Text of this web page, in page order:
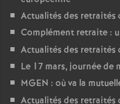
Actualités des retraités
Complément retraite :
Actualités des retraités
Le 17 mars, journée
MGEN : où va la
Actualités des retraités